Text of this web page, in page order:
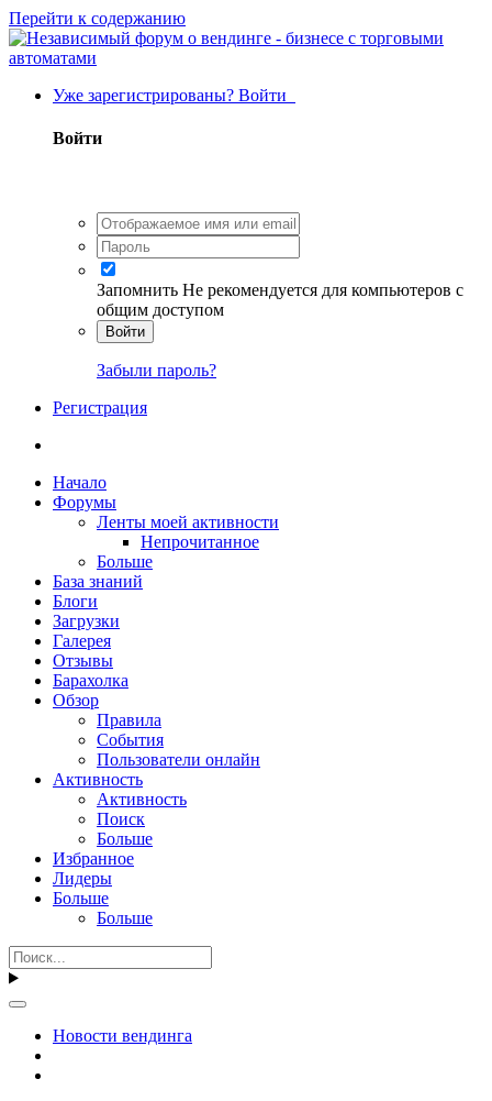
Перейти к содержанию
Уже зарегистрированы? Войти
Войти
Запомнить Не рекомендуется для компьютеров с
общим доступом
Войти
Забыли пароль?
Регистрация
Начало
Форумы
Ленты моей активности
Непрочитанное
Больше
База знаний
Блоги
Загрузки
Галерея
Отзывы
Барахолка
Обзор
Правила
События
Пользователи онлайн
Активность
Активность
Поиск
Больше
Избранное
Лидеры
Больше
Больше
Новости вендинга